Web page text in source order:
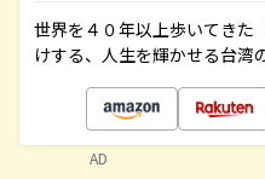
世界を４０年以上歩いてきた
けする、人生を輝かせる台湾
AD